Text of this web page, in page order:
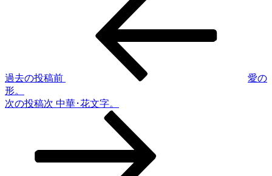
過去の投稿前
愛の
形。
次の投稿次 中華･花文字。